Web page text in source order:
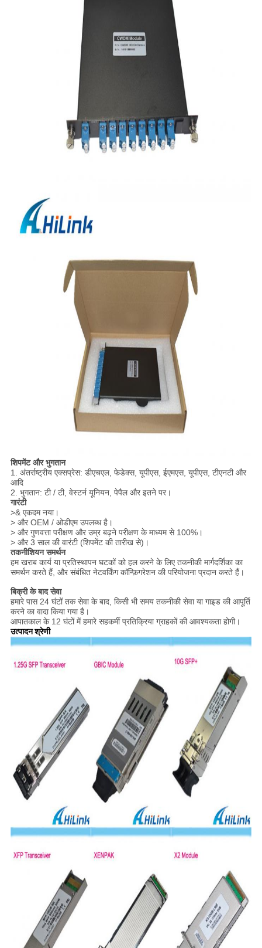
शिपमेंट और भुगतान
1. अंतर्राष्ट्रीय एक्सप्रेस: ​​डीएचएल, फेडेक्स, यूपीएस, ईएमएस, यूपीएस, टीएनटी और
आदि
2. भुगतान: टी / टी, वेस्टर्न यूनियन, पेपैल और इतने पर।
गारंटी
>& एकदम नया।
> और OEM / ओडीएम उपलब्ध है।
> और गुणवत्ता परीक्षण और उम्र बढ़ने परीक्षण के माध्यम से 100%।
> और 3 साल की वारंटी (शिपमेंट की तारीख से)।
तकनीशियन समर्थन
हम खराब कार्य या प्रतिस्थापन घटकों को हल करने के लिए तकनीकी मार्गदर्शिका का
समर्थन करते हैं, और संबंधित नेटवर्किंग कॉन्फ़िगरेशन की परियोजना प्रदान करते हैं।
बिक्री के बाद सेवा
हमारे पास 24 घंटों तक सेवा के बाद, किसी भी समय तकनीकी सेवा या गाइड की आपूर्ति
करने का वादा किया गया है।
आपातकाल के 12 घंटों में हमारे सहकर्मी प्रतिक्रिया ग्राहकों की आवश्यकता होगी।
उत्पादन श्रेणी